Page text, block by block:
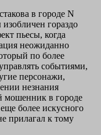
в городе N
гораздо
пьесы, когда
неожиданно
по более
событиями,
персонажи,
незнания
мошенник в городе
более искусного
прилагал к тому